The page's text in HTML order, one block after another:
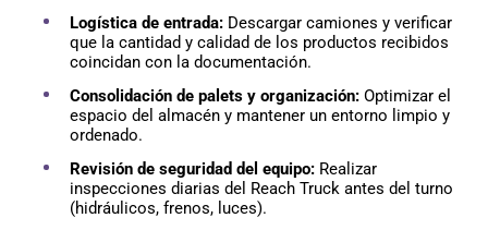
Logística de entrada: Descargar camiones y verificar
que la cantidad y calidad de los productos recibidos
coincidan con la documentación.
Consolidación de palets y organización: Optimizar el
espacio del almacén y mantener un entorno limpio y
ordenado.
Revisión de seguridad del equipo: Realizar
inspecciones diarias del Reach Truck antes del turno
(hidráulicos, frenos, luces).